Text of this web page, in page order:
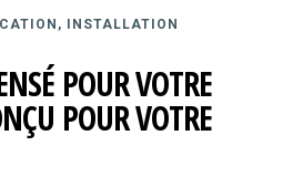
INSTALLATION
POUR VOTRE
POUR VOTRE